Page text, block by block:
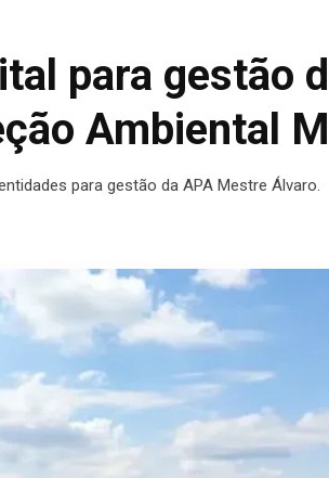
para gestão
Ambiental
para gestão da APA Mestre Álvaro.